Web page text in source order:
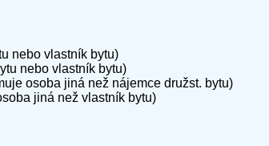
nebo vlastník bytu)
nebo vlastník bytu)
osoba jiná než nájemce družst. bytu)
jiná než vlastník bytu)